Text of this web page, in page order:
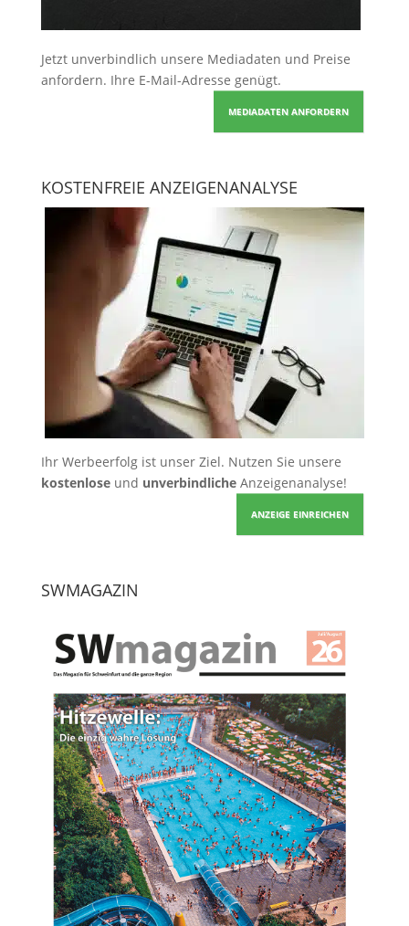
Jetzt unverbindlich unsere Mediadaten und Preise
anfordern. Ihre E-Mail-Adresse genügt.
MEDIADATEN ANFORDERN
KOSTENFREIE ANZEIGENANALYSE
Ihr Werbeerfolg ist unser Ziel. Nutzen Sie unsere
kostenloseund unverbindlicheAnzeigenanalyse!
ANZEIGE EINREICHEN
SWMAGAZIN